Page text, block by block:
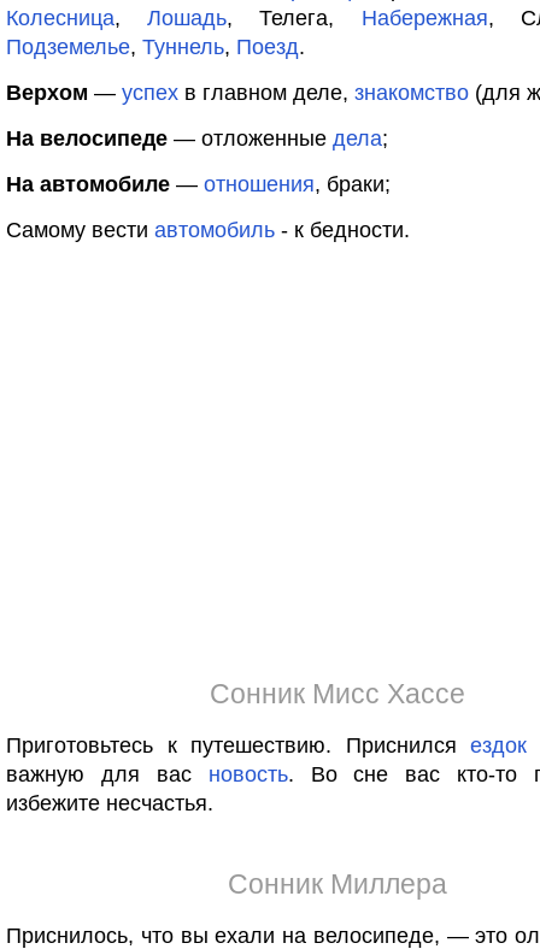
Колесница,Лошадь, Телега, Набережная,
Подземелье, Туннель, Поезд.
Верхом — успех в главном деле, знакомство (для
На велосипеде — отложенные дела;
На автомобиле — отношения, браки;
Самому вести автомобиль - к бедности.
Сонник Мисс Хассе
Приготовьтесь к путешествию. Приснился ездок
важную для вас новость. Во сне вас кто-то
избежите несчастья.
Сонник Миллера
Приснилось, что вы ехали на велосипеде, — это